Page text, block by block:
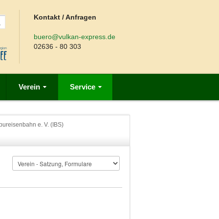
Kontakt / Anfragen
buero@vulkan-express.de
02636 - 80 303
Verein Service
e. V. (IBS)